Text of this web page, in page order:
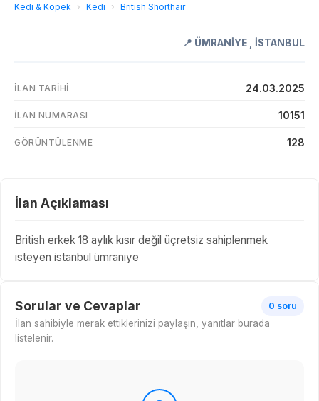
Kedi & Köpek › Kedi › British Shorthair
📍 ÜMRANİYE , İSTANBUL
İLAN TARIHI 24.03.2025
İLAN NUMARASI 10151
GÖRÜNTÜLENME 128
İlan Açıklaması
British erkek 18 aylık kısır değil üçretsiz sahiplenmek
isteyen istanbul ümraniye
Sorular ve Cevaplar 0 soru
İlan sahibiyle merak ettiklerinizi paylaşın, yanıtlar burada
listelenir.